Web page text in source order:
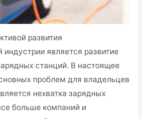
развития
индустрии является развитие
станций. В настоящее
проблем для владельцев
нехватка зарядных
больше компаний и